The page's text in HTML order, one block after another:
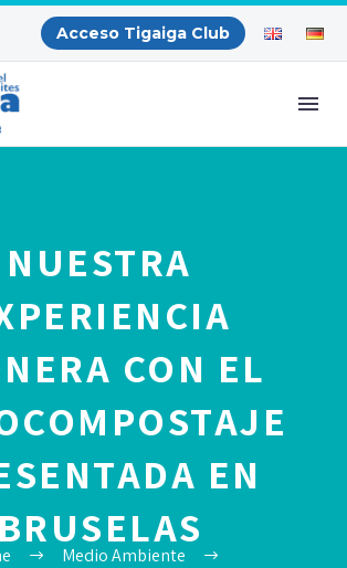
Acceso Tigaiga Club
NUESTRA
CON EL
EN
BRUSELAS
Medio Ambiente